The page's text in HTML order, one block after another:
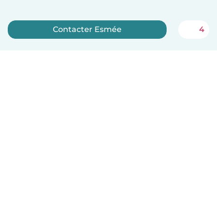
Contacter Esmée 4